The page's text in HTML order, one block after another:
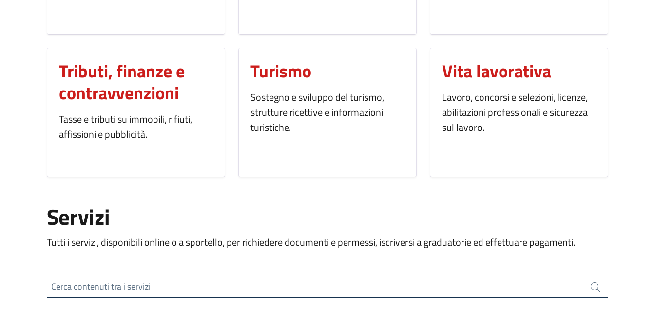
Tributi, finanze e
contravvenzioni
Tasse e tributi su immobili, rifiuti,
affissioni e pubblicità.
Turismo
Sostegno e sviluppo del turismo,
strutture ricettive e informazioni
turistiche.
Vita lavorativa
Lavoro, concorsi e selezioni, licenze,
abilitazioni professionali e sicurezza
sul lavoro.
Servizi
Tutti i servizi, disponibili online o a sportello, per richiedere documenti e permessi, iscriversi a graduatorie ed effettuare pagamenti.
Cerca contenuti tra i servizi
Cerca